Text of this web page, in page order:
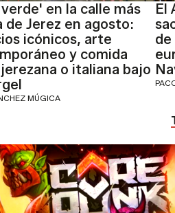
en la calle más
de Jerez en agosto:
icónicos, arte
y comida
o italiana bajo
MÚGICA
El
de